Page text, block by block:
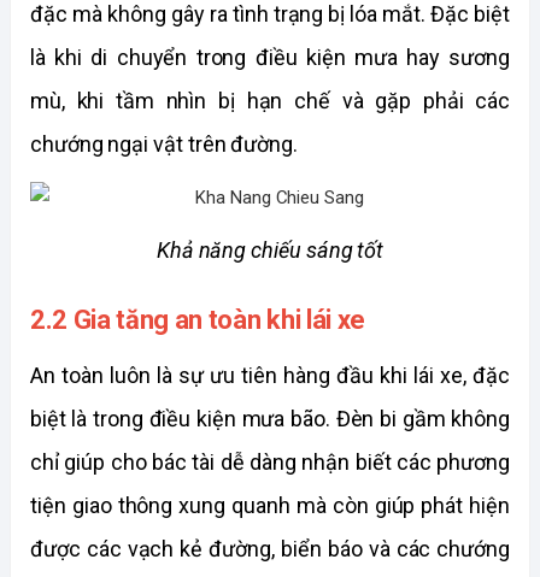
đặc mà không gây ra tình trạng bị lóa mắt. Đặc biệt
là khi di chuyển trong điều kiện mưa hay sương
mù, khi tầm nhìn bị hạn chế và gặp phải các
chướng ngại vật trên đường.
Khả năng chiếu sáng tốt
2.2 Gia tăng an toàn khi lái xe
An toàn luôn là sự ưu tiên hàng đầu khi lái xe, đặc
biệt là trong điều kiện mưa bão. Đèn bi gầm không
chỉ giúp cho bác tài dễ dàng nhận biết các phương
tiện giao thông xung quanh mà còn giúp phát hiện
được các vạch kẻ đường, biển báo và các chướng